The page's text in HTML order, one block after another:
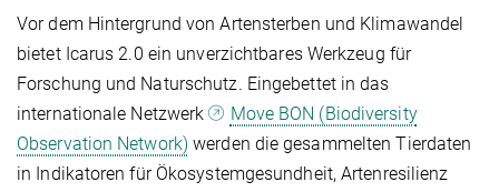
Vor dem Hintergrund von Artensterben und Klimawandel
bietet Icarus 2.0 ein unverzichtbares Werkzeug für
Forschung und Naturschutz. Eingebettet in das
internationale Netzwerk
Move BON (Biodiversity
Observation Network) werden die gesammelten Tierdaten
in Indikatoren für Ökosystemgesundheit, Artenresilienz